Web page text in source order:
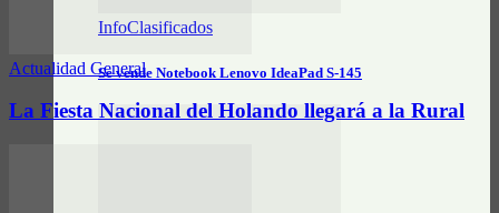
InfoClasificados
Se vende Notebook Lenovo IdeaPad S-145
Actualidad General
La Fiesta Nacional del Holando llegará a la Rural